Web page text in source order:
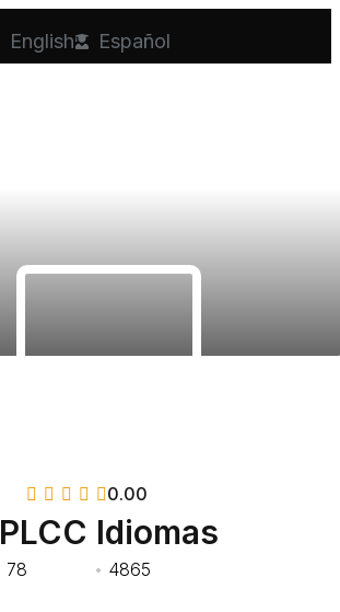
English Español
0.00
PLCC Idiomas
78 • 4865